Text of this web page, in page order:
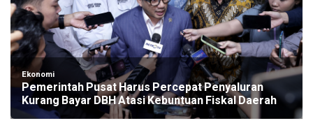
Ekonomi
Pemerintah Pusat Harus Percepat Penyaluran
Kurang Bayar DBH Atasi Kebuntuan Fiskal Daerah